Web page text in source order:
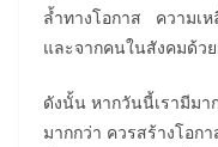
ล้ำทางโอกาส ความเ
และจากคนในสังคมด้ว
ดังนั้น หากวันนี้เรามีมา
มากกว่า ควรสร้างโอ